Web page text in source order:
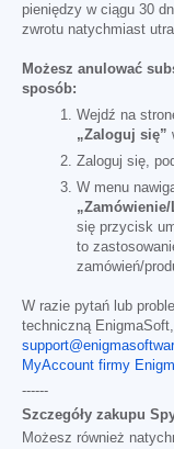
pieniędzy w ciągu 30
zwrotu natychmiast
Możesz anulować
sposób:
Wejdź na
„Zaloguj się”
Zaloguj się,
W menu
się przycisk
to
zamówień/
W razie pytań lub
techniczną
MyAccount firmy
------
Szczegóły zakupu
Możesz również